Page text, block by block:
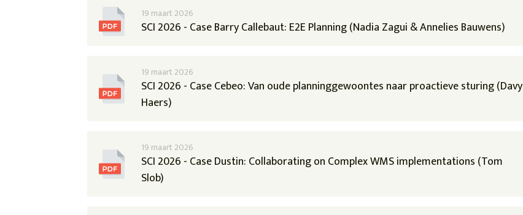
19 maart 2026
SCI 2026 - Case Barry Callebaut: E2E Planning (Nadia Zagui & Annelies Bauwens)
19 maart 2026
SCI 2026 - Case Cebeo: Van oude planninggewoontes naar proactieve sturing (Davy
Haers)
19 maart 2026
SCI 2026 - Case Dustin: Collaborating on Complex WMS implementations (Tom
Slob)